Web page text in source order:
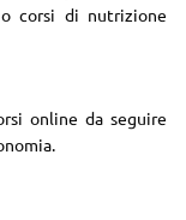
corsi di nutrizione
online da seguire